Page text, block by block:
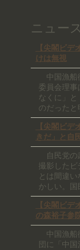
ニュース
【尖閣ビ
けは無視
中国漁船
委員会理
なくに」
のだったと
【尖閣ビ
きだ」と自
自民党の
撮影した
とは間違
かしい。
【尖閣ビ
の森裕子参
中国漁船
団に「中